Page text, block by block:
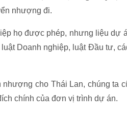
nhượng đi.
họ được phép, nhưng liệu dự
luật Doanh nghiệp, luật Đầu tư,
nhượng cho Thái Lan, chúng ta
chính của đơn vị trình dự án.